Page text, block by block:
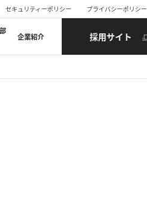
セキュリティーポリシー プライバシーポリシー
企業紹介 採用サイト